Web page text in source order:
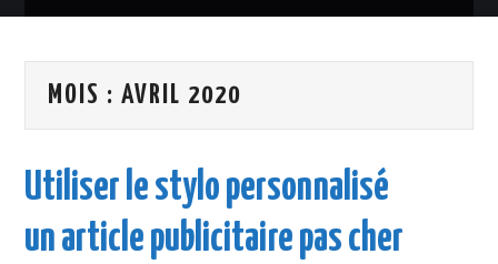
LOISIR
MOIS :AVRIL 2020
Utiliser le stylo personnalisé
un article publicitaire pas cher